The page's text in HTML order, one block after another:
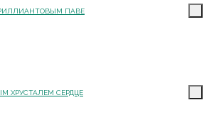
ПАВЕ
ХРУСТАЛЕМ СЕРДЦЕ